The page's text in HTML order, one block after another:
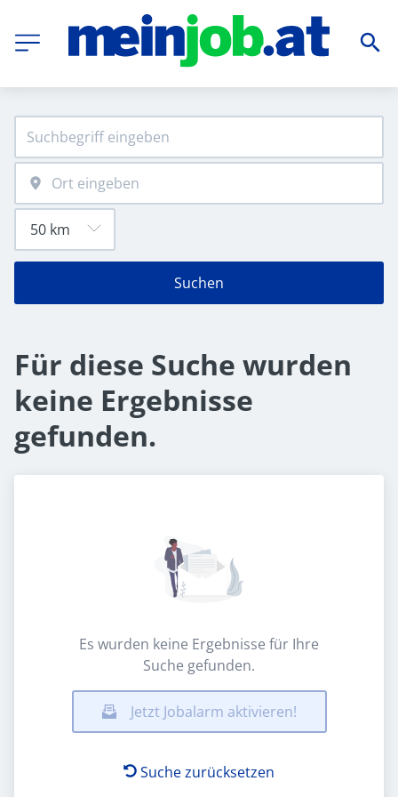
Suchen
Für diese Suche wurden
keine Ergebnisse
gefunden.
Es wurden keine Ergebnisse für Ihre
Suche gefunden.
Jetzt Jobalarm aktivieren!
Suche zurücksetzen